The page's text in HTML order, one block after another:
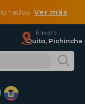
Ver más
Enviar a
Quito, Pichincha